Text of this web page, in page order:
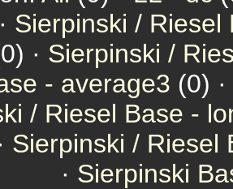
Sierpinski / Riesel
· Sierpinski /
- average3 (0)
/ Riesel Base -
Sierpinski / Riesel
· Sierpinski